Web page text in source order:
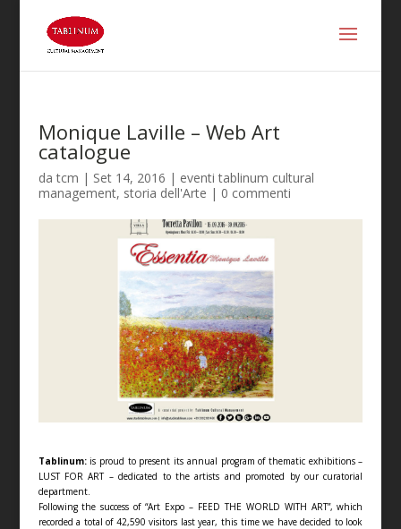
Monique Laville – Web Art
catalogue
datcm | Set 14, 2016 | eventi tablinum cultural
management, storia dell'Arte | 0 commenti
Tablinum: is proud to present its annual program of thematic exhibitions –
LUST FOR ART – dedicated to the artists and promoted by our curatorial
department.
Following the success of “Art Expo – FEED THE WORLD WITH ART”, which
recorded a total of 42,590 visitors last year, this time we have decided to look